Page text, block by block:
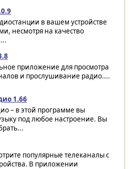
в вашем устройстве
несмотря на качество
приложение для просмотра
и прослушивание радио....
1.66
– в этой программе вы
под любое настроение. Вы
популярные телеканалы с
В приложении